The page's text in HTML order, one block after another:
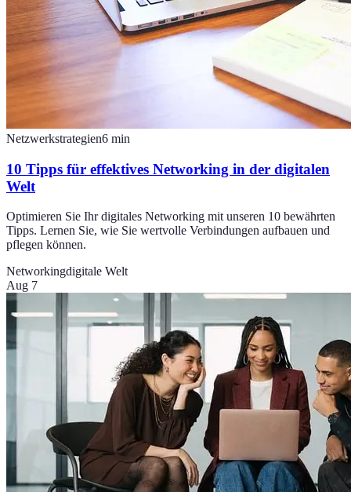
Netzwerkstrategien6 min
10 Tipps für effektives Networking in der digitalen
Welt
Optimieren Sie Ihr digitales Networking mit unseren 10 bewährten
Tipps. Lernen Sie, wie Sie wertvolle Verbindungen aufbauen und
pflegen können.
Networkingdigitale Welt
Aug 7